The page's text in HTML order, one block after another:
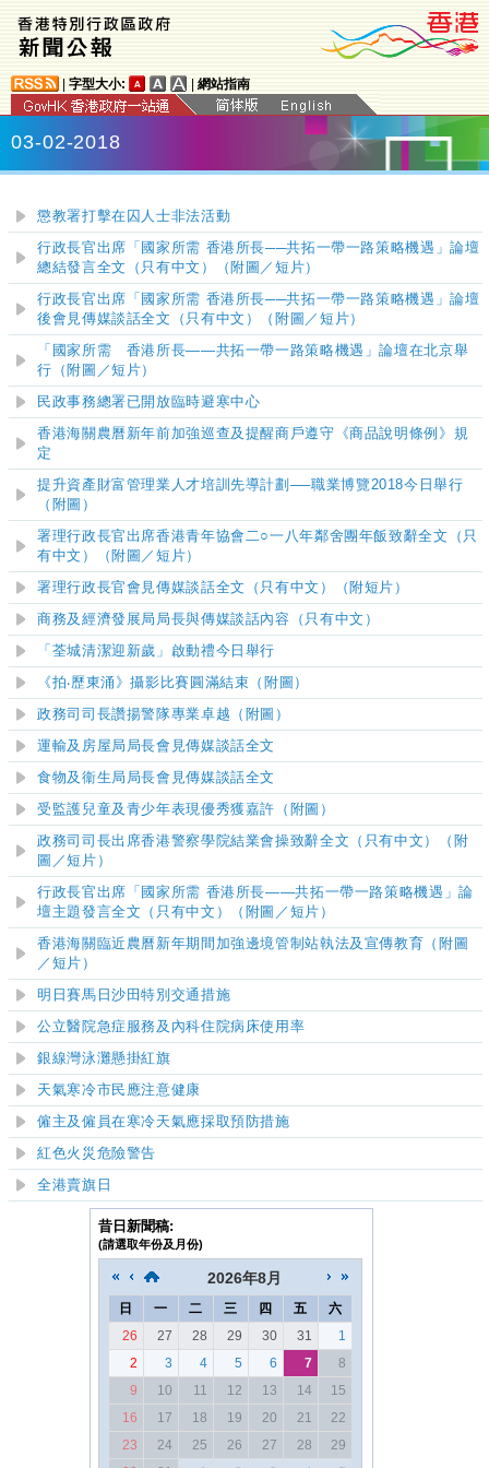
字型大小: 網站指南
03-02-2018
懲教署打擊在囚人士非法活動
行政長官出席「國家所需 香港所長──共拓一帶一路策略機遇」論壇
總結發言全文（只有中文）（附圖／短片）
行政長官出席「國家所需 香港所長──共拓一帶一路策略機遇」論壇
後會見傳媒談話全文（只有中文）（附圖／短片）
「國家所需 香港所長——共拓一帶一路策略機遇」論壇在北京舉
行（附圖／短片）
民政事務總署已開放臨時避寒中心
香港海關農曆新年前加強巡查及提醒商戶遵守《商品說明條例》規
定
提升資產財富管理業人才培訓先導計劃 ──職業博覽2018今日舉行
（附圖）
署理行政長官出席香港青年協會二○一八年鄰舍團年飯致辭全文（只
有中文）（附圖／短片）
署理行政長官會見傳媒談話全文（只有中文）（附短片）
商務及經濟發展局局長與傳媒談話內容（只有中文）
「荃城清潔迎新歲」啟動禮今日舉行
《拍‧歷東涌》攝影比賽圓滿結束（附圖）
政務司司長讚揚警隊專業卓越（附圖）
運輸及房屋局局長會見傳媒談話全文
食物及衞生局局長會見傳媒談話全文
受監護兒童及青少年表現優秀獲嘉許（附圖）
政務司司長出席香港警察學院結業會操致辭全文（只有中文）（附
圖／短片）
行政長官出席「國家所需 香港所長——共拓一帶一路策略機遇」論
壇主題發言全文（只有中文）（附圖／短片）
香港海關臨近農曆新年期間加強邊境管制站執法及宣傳教育（附圖
／短片）
明日賽馬日沙田特別交通措施
公立醫院急症服務及內科住院病床使用率
銀線灣泳灘懸掛紅旗
天氣寒冷市民應注意健康
僱主及僱員在寒冷天氣應採取預防措施
紅色火災危險警告
全港賣旗日
昔日新聞稿:
(請選取年份及月份)
2026年8月
日 一 二 三 四 五
六
26
27 28 29 30 31
1
2
3 4 5 6 7
8
9
10 11 12 13 14
15
16
17 18 19 20 21
22
23
24 25 26 27 28
29